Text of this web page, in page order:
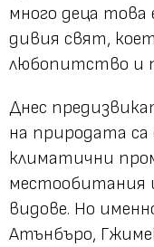
много деца
дивия свят,
любопитство и
Днес
на природата
климатични
местообитания
видове. Но
Атънбъро,